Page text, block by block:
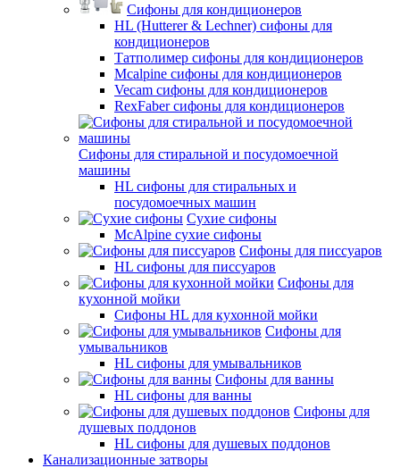
Сифоны для кондиционеров
HL (Hutterer & Lechner) сифоны для
кондиционеров
Татполимер сифоны для кондиционеров
Mcalpine сифоны для кондиционеров
Vecam сифоны для кондиционеров
RexFaber сифоны для кондиционеров
Сифоны для стиральной и посудомоечной
машины
HL сифоны для стиральных и
посудомоечных машин
Сухие сифоны
McAlpine сухие сифоны
Сифоны для писсуаров
HL сифоны для писсуаров
Сифоны для
кухонной мойки
Сифоны HL для кухонной мойки
Сифоны для
умывальников
HL сифоны для умывальников
Сифоны для ванны
HL сифоны для ванны
Сифоны для
душевых поддонов
HL сифоны для душевых поддонов
Канализационные затворы